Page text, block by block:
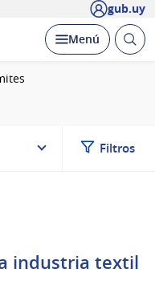
gub.uy
Desplegar
Menú Abrir
Filtros
industria textil